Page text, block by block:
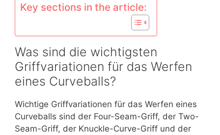
Key sections in the article:
Was sind die wichtigsten
Griffvariationen für das Werfen
eines Curveballs?
Wichtige Griffvariationen für das Werfen eines
Curveballs sind der Four-Seam-Griff, der Two-
Seam-Griff, der Knuckle-Curve-Griff und der